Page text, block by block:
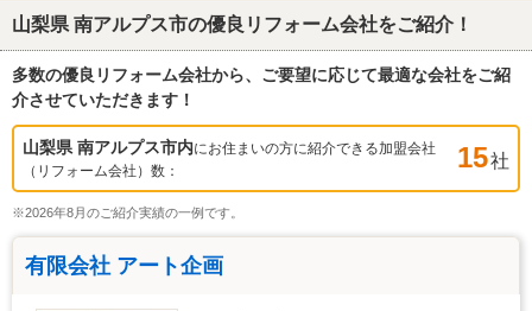
山梨県 南アルプス市の優良リフォーム会社をご紹介！
多数の優良リフォーム会社から、ご要望に応じて最適な会社をご紹
介させていただきます！
山梨県 南アルプス市内にお住まいの方に紹介できる加盟会社
（リフォーム会社）数：
15社
※2026年8月のご紹介実績の一例です。
有限会社 アート企画